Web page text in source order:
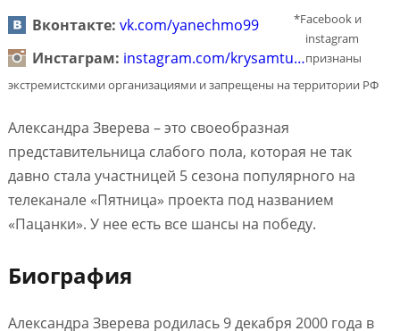
Вконтакте: vk.com/yanechmo99
Инстаграм: instagram.com/krysamtu…
*Facebook и
instagram
признаны
экстремистскими организациями и запрещены на территории РФ
Александра Зверева – это своеобразная
представительница слабого пола, которая не так
давно стала участницей 5 сезона популярного на
телеканале «Пятница» проекта под названием
«Пацанки». У нее есть все шансы на победу.
Биография
Александра Зверева родилась 9 декабря 2000 года в